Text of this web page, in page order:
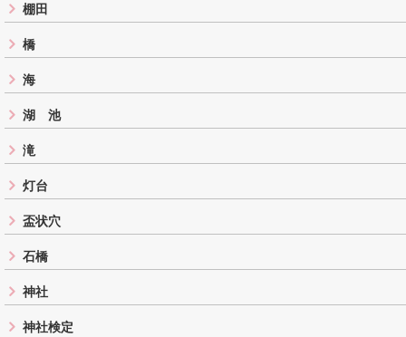
棚田
橋
海
湖 池
滝
灯台
盃状穴
石橋
神社
神社検定